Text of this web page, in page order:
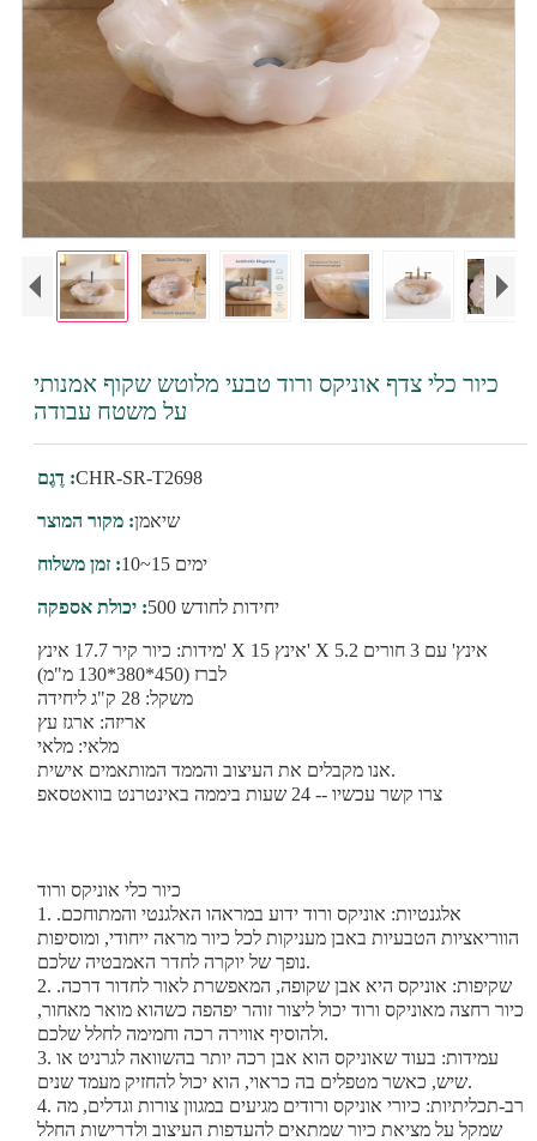
כיור כלי צדף אוניקס ורוד טבעי מלוטש שקוף אמנותי
על משטח עבודה
דֶגֶם :CHR-SR-T2698
מקור המוצר :שיאמן
זמן משלוח : 10~15 ימים
יכולת אספקה : 500 יחידות לחודש
מידות: כיור קיר 17.7 אינץ' X 15 אינץ' X 5.2 אינץ' עם 3 חורים
לברז (450*380*130 מ"מ)
משקל: 28 ק"ג ליחידה
אריזה: ארגז עץ
מלאי: מלאי
אנו מקבלים את העיצוב והממד המותאמים אישית.
צרו קשר עכשיו -- 24 שעות ביממה באינטרנט בוואטסאפ
כיור כלי אוניקס ורוד
1. אלגנטיות: אוניקס ורוד ידוע במראהו האלגנטי והמתוחכם.
הווריאציות הטבעיות באבן מעניקות לכל כיור מראה ייחודי, ומוסיפות
נופך של יוקרה לחדר האמבטיה שלכם.
2. שקיפות: אוניקס היא אבן שקופה, המאפשרת לאור לחדור דרכה.
כיור רחצה מאוניקס ורוד יכול ליצור זוהר יפהפה כשהוא מואר מאחור,
ולהוסיף אווירה רכה וחמימה לחלל שלכם.
3. עמידות: בעוד שאוניקס הוא אבן רכה יותר בהשוואה לגרניט או
שיש, כאשר מטפלים בה כראוי, הוא יכול להחזיק מעמד שנים.
4. רב-תכליתיות: כיורי אוניקס ורודים מגיעים במגוון צורות וגדלים, מה
שמקל על מציאת כיור שמתאים להעדפות העיצוב ולדרישות החלל